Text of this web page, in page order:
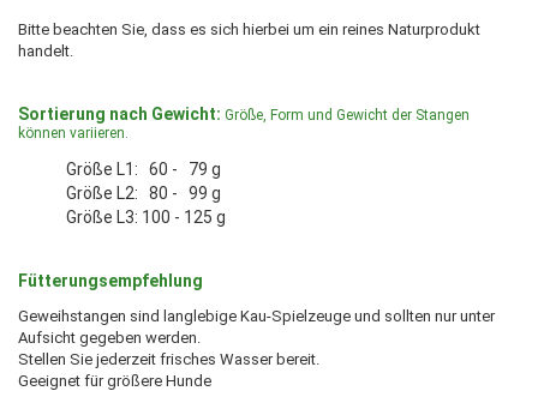
Bitte beachten Sie, dass es sich hierbei um ein reines Naturprodukt
handelt.
Sortierung nach Gewicht: Größe, Form und Gewicht der Stangen
können variieren.
Größe L1: 60 - 79 g
Größe L2: 80 - 99 g
Größe L3: 100 - 125 g
Fütterungsempfehlung
Geweihstangen sind langlebige Kau-Spielzeuge und sollten nur unter
Aufsicht gegeben werden.
Stellen Sie jederzeit frisches Wasser bereit.
Geeignet für größere Hunde